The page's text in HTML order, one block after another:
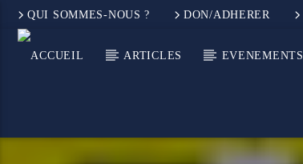
QUI SOMMES-NOUS ? DON/ADHERER
ARTICLES EVENEMENTS